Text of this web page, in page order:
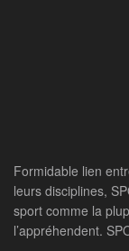
Formidable lien
leurs disciplines,
sport comme la
l’appréhendent.